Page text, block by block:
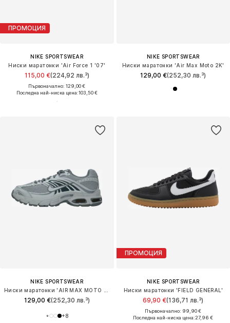
ПРОМОЦИЯ
NIKE SPORTSWEAR
Ниски маратонки 'Air Force 1 '07'
115,00 €(224,92 лв.³)
Първоначално: 129,00 €
Последна най-ниска цена:103,50 €
NIKE SPORTSWEAR
Ниски маратонки 'Air Max Moto 2K'
129,00 €(252,30 лв.³)
NIKE SPORTSWEAR
129,00 €(252,30 лв.³)
+8
ПРОМОЦИЯ
NIKE SPORTSWEAR
Ниски маратонки 'FIELD GENERAL'
69,90 €(136,71 лв.³)
Първоначално: 99,90 €
Последна най-ниска цена:27,96 €